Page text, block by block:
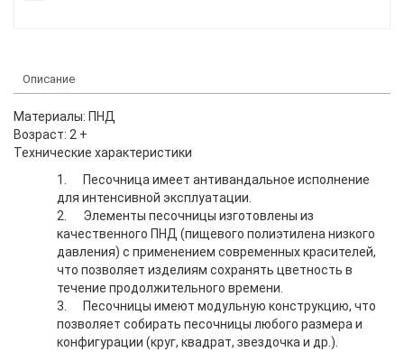
Описание
Материалы: ПНД
Возраст: 2 +
Технические характеристики
1.
Песочница имеет антивандальное исполнение
для интенсивной эксплуатации.
2.
Элементы песочницы изготовлены из
качественного ПНД (пищевого полиэтилена низкого
давления) с применением современных красителей,
что позволяет изделиям сохранять цветность в
течение продолжительного времени.
3.
Песочницы имеют модульную конструкцию, что
позволяет собирать песочницы любого размера и
конфигурации (круг, квадрат, звездочка и др.).